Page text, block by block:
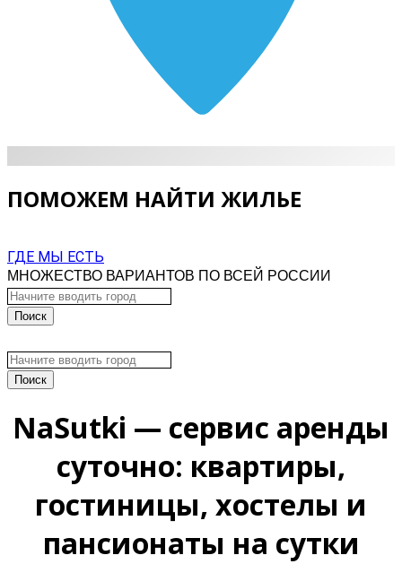
ПОМОЖЕМ НАЙТИ ЖИЛЬЕ
ГДЕ МЫ ЕСТЬ
МНОЖЕСТВО ВАРИАНТОВ ПО ВСЕЙ РОССИИ
NaSutki — сервис аренды
суточно: квартиры,
гостиницы, хостелы и
пансионаты на сутки